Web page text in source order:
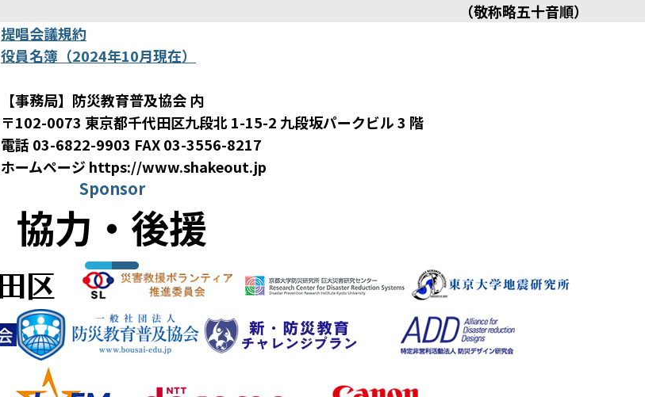
（敬称略五十音順）
提唱会議規約
役員名簿（2024年10月現在）
【事務局】防災教育普及協会 内
〒102-0073 東京都千代田区九段北 1-15-2 九段坂パークビル 3 階
電話 03-6822-9903 FAX 03-3556-8217
ホームページ https://www.shakeout.jp
Sponsor
協力・後援